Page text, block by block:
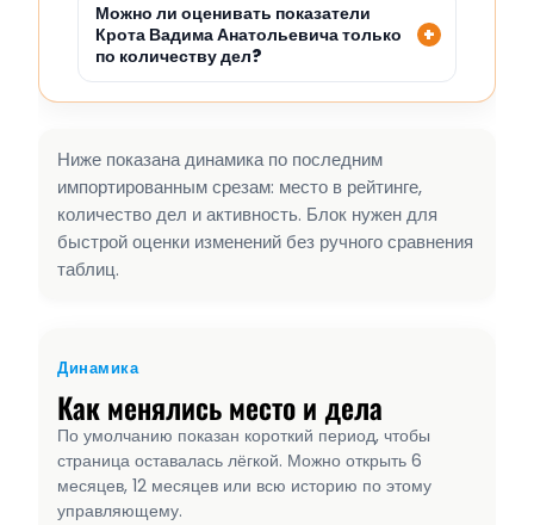
Можно ли оценивать показатели
Крота Вадима Анатольевича только
по количеству дел?
Ниже показана динамика по последним
импортированным срезам: место в рейтинге,
количество дел и активность. Блок нужен для
быстрой оценки изменений без ручного сравнения
таблиц.
Динамика
Как менялись место и дела
По умолчанию показан короткий период, чтобы
страница оставалась лёгкой. Можно открыть 6
месяцев, 12 месяцев или всю историю по этому
управляющему.